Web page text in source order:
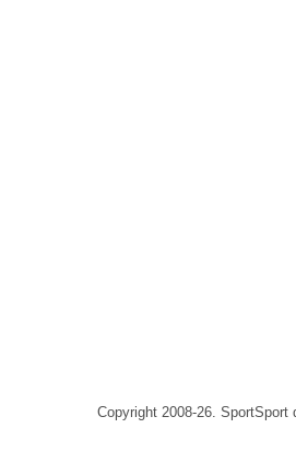
Copyright 2008-26.